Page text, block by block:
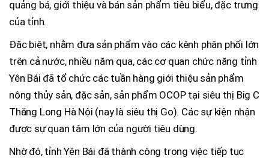
quảng bá, giới thiệu và bán sản phẩm tiêu biểu, đặc trưng
của tỉnh.
Đặc biệt, nhằm đưa sản phẩm vào các kênh phân phối lớn
trên cả nước, nhiều năm qua, các cơ quan chức năng tỉnh
Yên Bái đã tổ chức các tuần hàng giới thiệu sản phẩm
nông thủy sản, đặc sản, sản phẩm OCOP tại siêu thị Big C
Thăng Long Hà Nội (nay là siêu thị Go). Các sự kiện nhận
được sự quan tâm lớn của người tiêu dùng.
Nhờ đó, tỉnh Yên Bái đã thành công trong việc tiếp tục